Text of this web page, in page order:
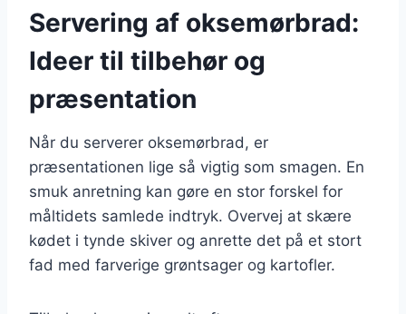
Servering af oksemørbrad:
Ideer til tilbehør og
præsentation
Når du serverer oksemørbrad, er
præsentationen lige så vigtig som smagen. En
smuk anretning kan gøre en stor forskel for
måltidets samlede indtryk. Overvej at skære
kødet i tynde skiver og anrette det på et stort
fad med farverige grøntsager og kartofler.